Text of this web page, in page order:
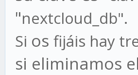
"nextcloud_db".
Si os fijáis hay
si eliminamos el